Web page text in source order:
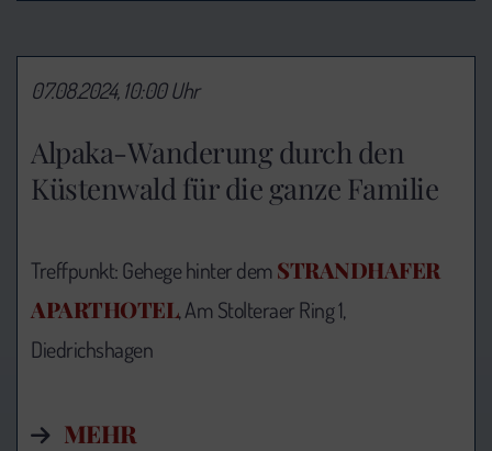
Alpaka-Wanderung durch den
Küstenwald für die ganze Familie
07.08.2024, 10:00 Uhr
Treffpunkt: Gehege hinter demSTRANDHAFER
APARTHOTEL, Am Stolteraer Ring 1,
Diedrichshagen
MEHR